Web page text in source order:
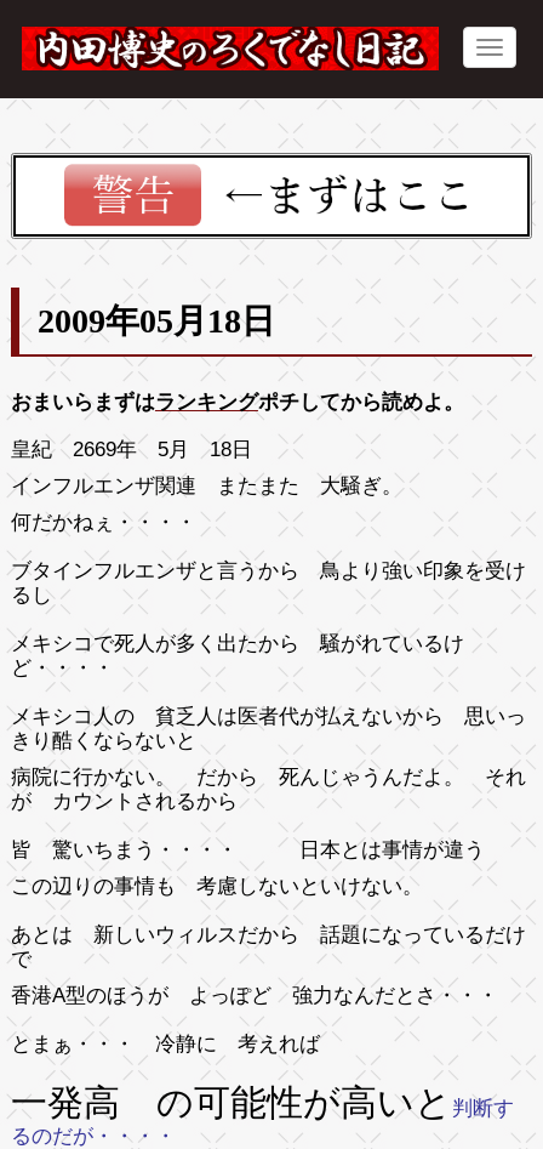
2009年05月18日
おまいらまずはランキングポチしてから読めよ。
皇紀 2669年 5月 18日
インフルエンザ関連 またまた 大騒ぎ。
何だかねぇ・・・・
ブタインフルエンザと言うから 鳥より強い印象を受け
るし
メキシコで死人が多く出たから 騒がれているけ
ど・・・・
メキシコ人の 貧乏人は医者代が払えないから 思いっ
きり酷くならないと
病院に行かない。 だから 死んじゃうんだよ。 それ
が カウントされるから
皆 驚いちまう・・・・ 日本とは事情が違う
この辺りの事情も 考慮しないといけない。
あとは 新しいウィルスだから 話題になっているだけ
で
香港A型のほうが よっぽど 強力なんだとさ・・・
とまぁ・・・ 冷静に 考えれば
一発高 の可能性が高いと 判断す
るのだが・・・・